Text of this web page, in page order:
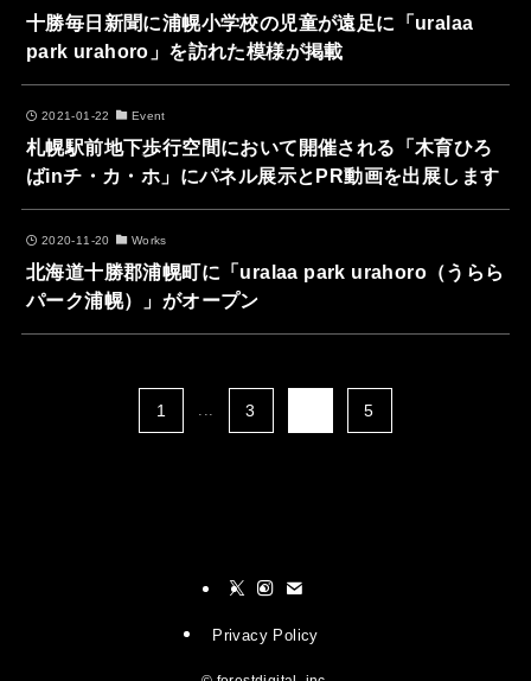
十勝毎日新聞に浦幌小学校の児童が遠足に「uralaa
park urahoro」を訪れた模様が掲載
2021-01-22 Event
札幌駅前地下歩行空間において開催される「木育ひろ
ばinチ・カ・ホ」にパネル展示とPR動画を出展します
2020-11-20 Works
北海道十勝郡浦幌町に「uralaa park urahoro（うらら
パーク浦幌）」がオープン
1 ... 3 5
Privacy Policy